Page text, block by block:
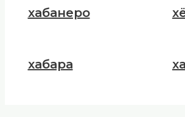
хабанеро
хабара